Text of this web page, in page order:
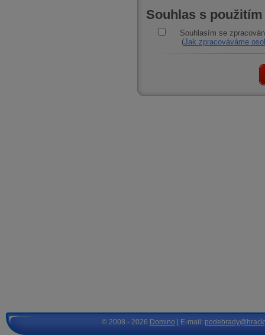
Souhlas s
Souhlasím se
(Jak zpracováváme
© 2008 - 2026 Domino | E-mail: